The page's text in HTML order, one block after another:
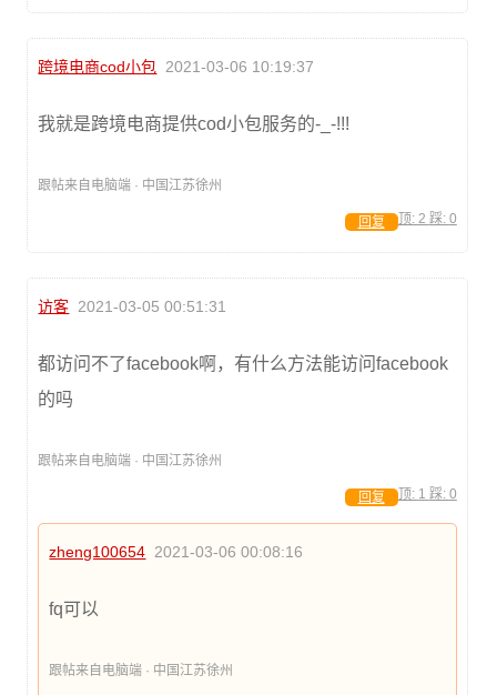
跨境电商cod小包 2021-03-06 10:19:37
我就是跨境电商提供cod小包服务的-_-!!!
跟帖来自电脑端 · 中国江苏徐州
顶: 2 踩: 0
回复
访客 2021-03-05 00:51:31
都访问不了facebook啊，有什么方法能访问facebook
的吗
跟帖来自电脑端 · 中国江苏徐州
顶: 1 踩: 0
回复
zheng100654 2021-03-06 00:08:16
fq可以
跟帖来自电脑端 · 中国江苏徐州